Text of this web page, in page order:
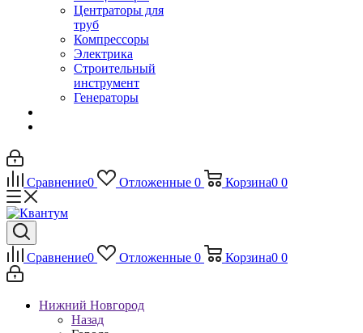
Центраторы для
труб
Компрессоры
Электрика
Строительный
инструмент
Генераторы
Сравнение0 Отложенные 0 Корзина0 0
Сравнение0 Отложенные 0 Корзина0 0
Нижний Новгород
Назад